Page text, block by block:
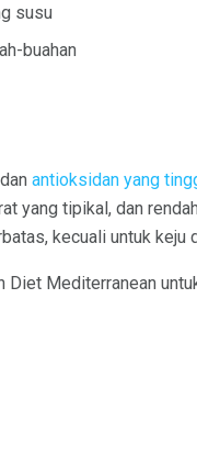
susu
buahan
antioksidan yang
yang tipikal, dan
kecuali untuk keju
Mediterranean